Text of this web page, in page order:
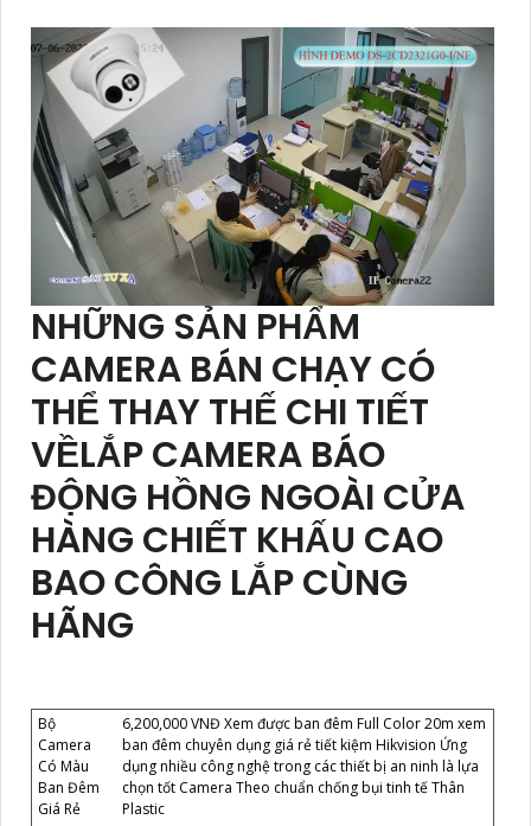
NHỮNG SẢN PHẨM
CAMERA BÁN CHẠY CÓ
THỂ THAY THẾ CHI TIẾT
VỀLẮP CAMERA BÁO
ĐỘNG HỒNG NGOÀI CỬA
HÀNG CHIẾT KHẤU CAO
BAO CÔNG LẮP CÙNG
HÃNG
Bộ
Camera
Có Màu
Ban Đêm
Giá Rẻ
6,200,000 VNĐ Xem được ban đêm Full Color 20m xem
ban đêm chuyên dụng giá rẻ tiết kiệm Hikvision Ứng
dụng nhiều công nghệ trong các thiết bị an ninh là lựa
chọn tốt Camera Theo chuẩn chống bụi tinh tế Thân
Plastic